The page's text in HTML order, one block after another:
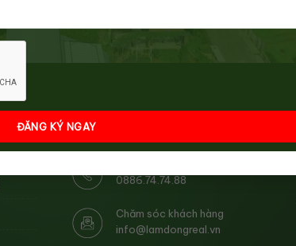
HỖ TRỢ
Câu hỏi thường gặp
Quyền lợi thành viên
0886.74.74.88
Chăm sóc khách hàng
info@lamdongreal.vn